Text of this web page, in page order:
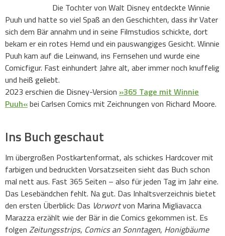
Die Tochter von Walt Disney entdeckte Winnie
Puuh und hatte so viel Spaß an den Geschichten, dass ihr Vater
sich dem Bär annahm und in seine Filmstudios schickte, dort
bekam er ein rotes Hemd und ein pauswangiges Gesicht. Winnie
Puuh kam auf die Leinwand, ins Fernsehen und wurde eine
Comicfigur. Fast einhundert Jahre alt, aber immer noch knuffelig
und heiß geliebt.
2023 erschien die Disney-Version »365 Tage mit Winnie
Puuh«bei Carlsen Comics mit Zeichnungen von Richard Moore.
Ins Buch geschaut
Im übergroßen Postkartenformat, als schickes Hardcover mit
farbigen und bedruckten Vorsatzseiten sieht das Buch schon
mal nett aus. Fast 365 Seiten – also für jeden Tag im Jahr eine.
Das Lesebändchen fehlt. Na gut. Das Inhaltsverzeichnis bietet
den ersten Überblick: Das Vorwortvon Marina Migliavacca
Marazza erzählt wie der Bär in die Comics gekommen ist. Es
folgen Zeitungsstrips, Comics an Sonntagen, Honigbäume